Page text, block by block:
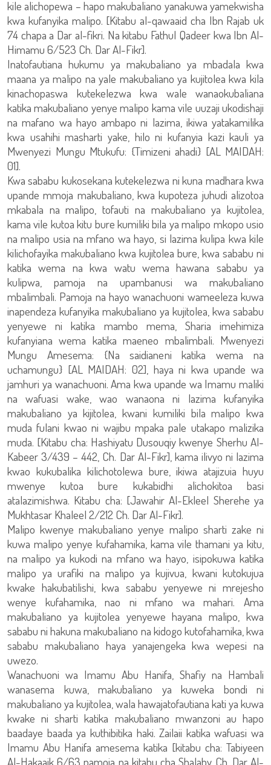
kile alichopewa – hapo makubaliano yanakuwa yamekwisha
kwa kufanyika malipo. [Kitabu al-qawaaid cha Ibn Rajab uk
74 chapa a Dar al-fikri. Na kitabu Fathul Qadeer kwa Ibn Al-
Himamu 6/523 Ch. Dar Al-Fikr].
Inatofautiana hukumu ya makubaliano ya mbadala kwa
maana ya malipo na yale makubaliano ya kujitolea kwa kila
kinachopaswa kutekelezwa kwa wale wanaokubaliana
katika makubaliano yenye malipo kama vile uuzaji ukodishaji
na mafano wa hayo ambapo ni lazima, ikiwa yatakamilika
kwa usahihi masharti yake, hilo ni kufanyia kazi kauli ya
Mwenyezi Mungu Mtukufu: {Timizeni ahadi} [AL MAIDAH:
01].
Kwa sababu kukosekana kutekelezwa ni kuna madhara kwa
upande mmoja makubaliano, kwa kupoteza juhudi alizotoa
mkabala na malipo, tofauti na makubaliano ya kujitolea,
kama vile kutoa kitu bure kumiliki bila ya malipo mkopo usio
na malipo usia na mfano wa hayo, si lazima kulipa kwa kile
kilichofayika makubaliano kwa kujitolea bure, kwa sababu ni
katika wema na kwa watu wema hawana sababu ya
kulipwa, pamoja na upambanusi wa makubaliano
mbalimbali. Pamoja na hayo wanachuoni wameeleza kuwa
inapendeza kufanyika makubaliano ya kujitolea, kwa sababu
yenyewe ni katika mambo mema, Sharia imehimiza
kufanyiana wema katika maeneo mbalimbali. Mwenyezi
Mungu Amesema: {Na saidianeni katika wema na
uchamungu} [AL MAIDAH: 02], haya ni kwa upande wa
jamhuri ya wanachuoni. Ama kwa upande wa Imamu maliki
na wafuasi wake, wao wanaona ni lazima kufanyika
makubaliano ya kijitolea, kwani kumiliki bila malipo kwa
muda fulani kwao ni wajibu mpaka pale utakapo malizika
muda. [Kitabu cha: Hashiyatu Dusouqiy kwenye Sherhu Al-
Kabeer 3/439 – 442, Ch. Dar Al-Fikr], kama ilivyo ni lazima
kwao kukubalika kilichotolewa bure, ikiwa atajizuia huyu
mwenye kutoa bure kukabidhi alichokitoa basi
atalazimishwa. Kitabu cha: [Jawahir Al-Ekleel Sherehe ya
Mukhtasar Khaleel 2/212 Ch. Dar Al-Fikr].
Malipo kwenye makubaliano yenye malipo sharti zake ni
kuwa malipo yenye kufahamika, kama vile thamani ya kitu,
na malipo ya kukodi na mfano wa hayo, isipokuwa katika
malipo ya urafiki na malipo ya kujivua, kwani kutokujua
kwake hakubatilishi, kwa sababu yenyewe ni mrejesho
wenye kufahamika, nao ni mfano wa mahari. Ama
makubaliano ya kujitolea yenyewe hayana malipo, kwa
sababu ni hakuna makubaliano na kidogo kutofahamika, kwa
sababu makubaliano haya yanajengeka kwa wepesi na
uwezo.
Wanachuoni wa Imamu Abu Hanifa, Shafiy na Hambali
wanasema kuwa, makubaliano ya kuweka bondi ni
makubaliano ya kujitolea, wala hawajatofautiana kati ya kuwa
kwake ni sharti katika makubaliano mwanzoni au hapo
baadaye baada ya kuthibitika haki. Zailaii katika wafuasi wa
Imamu Abu Hanifa amesema katika [kitabu cha: Tabiyeen
Al-Hakaaik 6/63 pamoja na kitabu cha Shalaby Ch. Dar Al-